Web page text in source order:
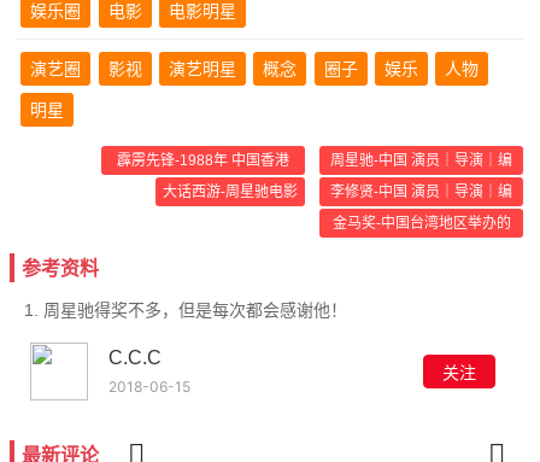
娱乐圈 电影 电影明星
演艺圈 影视 演艺明星 概念 圈子 娱乐 人物
明星
周星驰-中国 演员｜导演｜编
剧
霹雳先锋-1988年 中国香港
电影
李修贤-中国 演员｜导演｜编
剧｜制片人
大话西游-周星驰电影
金马奖-中国台湾地区举办的
参考资料
1. 周星驰得奖不多，但是每次都会感谢他！
C.C.C
2018-06-15
关注
最新评论